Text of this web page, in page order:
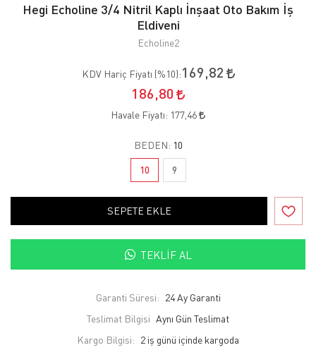
Hegi Echoline 3/4 Nitril Kaplı İnşaat Oto Bakım İş
Eldiveni
Echoline2
KDV Hariç Fiyatı (%10):169,82
186,80
Havale Fiyatı: 177,46
BEDEN: 10
10 9
SEPETE EKLE
TEKLIF AL
Garanti Süresi: 24 Ay Garanti
Teslimat Bilgisi Aynı Gün Teslimat
Kargo Bilgisi: 2 iş günü içinde kargoda